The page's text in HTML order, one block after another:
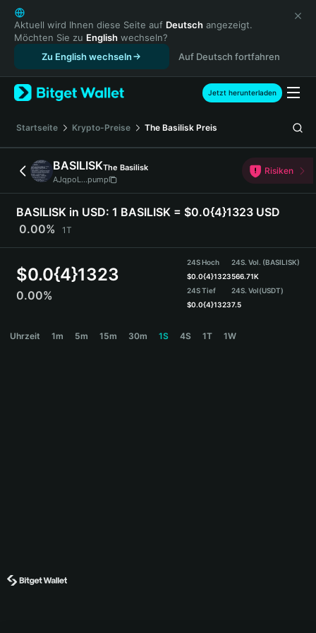
English
日本語
Tiếng Việt
Русский
Español (Latinoamérica)
Türkçe
Français
Deutsch
简体中文
繁體中文
Português (Portugal)
Bahasa Indonesia
ภาษาไทย
हिन्दी
Español
Português (Brasil)
Aktuell wird Ihnen diese Seite auf Deutsch angezeigt.
Möchten Sie zu English wechseln?
Zu English wechseln
Auf Deutsch fortfahren
Jetzt herunterladen
Startseite Krypto-Preise The Basilisk Preis
BASILISKThe Basilisk
AJqpoL...pump
Risiken
BASILISK in USD: 1 BASILISK = $0.0{4}1323 USD
0.00%
1T
$0.0{4}1323
0.00%
24S Hoch
$0.0{4}1323
24S Tief
$0.0{4}1323
24S. Vol. (BASILISK)
566.71K
24S. Vol(USDT)
7.5
Uhrzeit 1m 5m 15m 30m 1S 4S 1T 1W